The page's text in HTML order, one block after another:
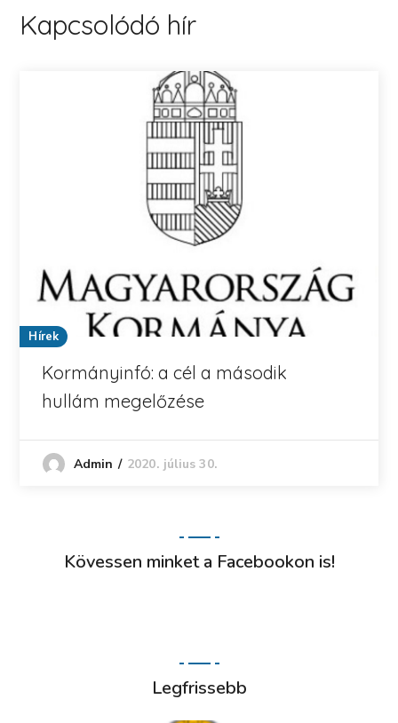
Kapcsolódó hír
Hírek
Kormányinfó: a cél a második
hullám megelőzése
Admin 2020. július 30.
Kövessen minket a Facebookon is!
Legfrissebb